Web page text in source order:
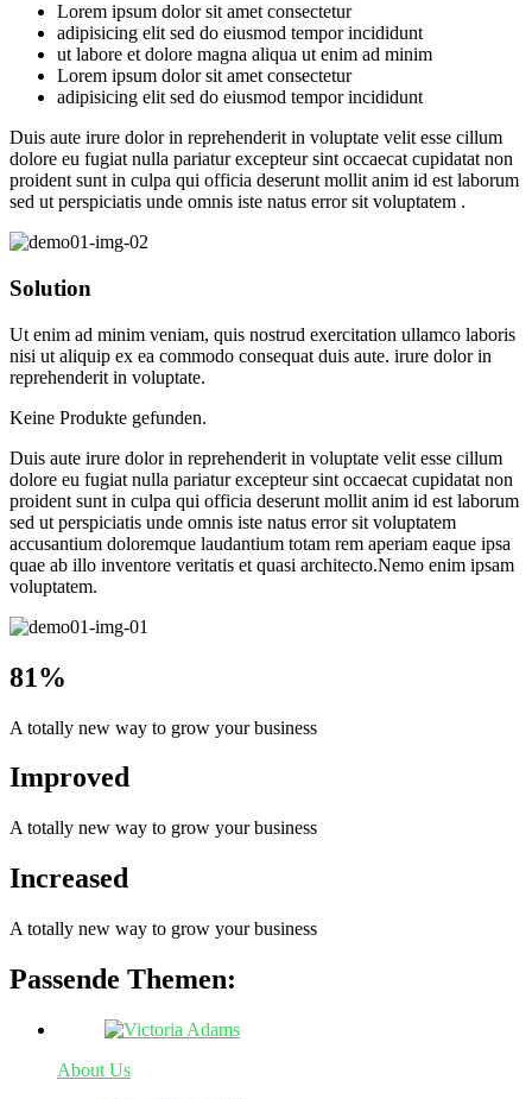
Lorem ipsum dolor sit amet consectetur
adipisicing elit sed do eiusmod tempor incididunt
ut labore et dolore magna aliqua ut enim ad minim
Lorem ipsum dolor sit amet consectetur
adipisicing elit sed do eiusmod tempor incididunt
Duis aute irure dolor in reprehenderit in voluptate velit esse cillum
dolore eu fugiat nulla pariatur excepteur sint occaecat cupidatat non
proident sunt in culpa qui officia deserunt mollit anim id est laborum
sed ut perspiciatis unde omnis iste natus error sit voluptatem .
Solution
Ut enim ad minim veniam, quis nostrud exercitation ullamco laboris
nisi ut aliquip ex ea commodo consequat duis aute. irure dolor in
reprehenderit in voluptate.
Keine Produkte gefunden.
Duis aute irure dolor in reprehenderit in voluptate velit esse cillum
dolore eu fugiat nulla pariatur excepteur sint occaecat cupidatat non
proident sunt in culpa qui officia deserunt mollit anim id est laborum
sed ut perspiciatis unde omnis iste natus error sit voluptatem
accusantium doloremque laudantium totam rem aperiam eaque ipsa
quae ab illo inventore veritatis et quasi architecto.Nemo enim ipsam
voluptatem.
81%
A totally new way to grow your business
Improved
A totally new way to grow your business
Increased
A totally new way to grow your business
Passende Themen:
About Us